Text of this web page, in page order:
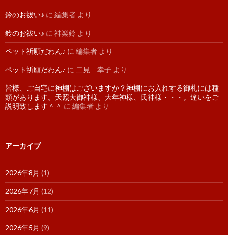
鈴のお祓い♪ に 編集者 より
鈴のお祓い♪ に 神楽鈴 より
ペット祈願だわん♪ に 編集者 より
ペット祈願だわん♪ に 二見 幸子 より
皆様、ご自宅に神棚はございますか？神棚にお入れする御札には種
類があります。天照大御神様、大年神様、氏神様・・・。違いをご
説明致します＾＾ に 編集者 より
アーカイブ
2026年8月 (1)
2026年7月 (12)
2026年6月 (11)
2026年5月 (9)